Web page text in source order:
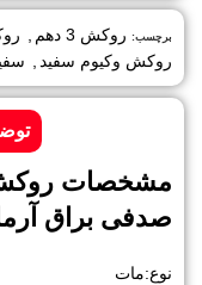
برچسب: روکش 3 دهم ,
روکش وکیوم سفید,
مشخصات روکش
صدفی براق
نوع:مات